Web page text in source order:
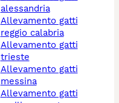
alessandria
allevamento gatti
reggio calabria
allevamento gatti
trieste
allevamento gatti
messina
allevamento gatti